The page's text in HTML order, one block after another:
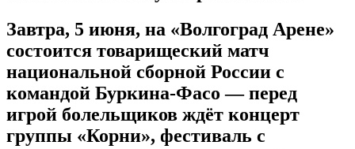
Завтра, 5 июня, на «Волгоград Арене»
состоится товарищеский матч
национальной сборной России с
командой Буркина-Фасо — перед
игрой болельщиков ждёт концерт
группы «Корни», фестиваль с